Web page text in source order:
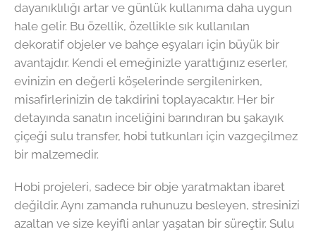
dayanıklılığı artar ve günlük kullanıma daha uygun
hale gelir. Bu özellik, özellikle sık kullanılan
dekoratif objeler ve bahçe eşyaları için büyük bir
avantajdır. Kendi el emeğinizle yarattığınız eserler,
evinizin en değerli köşelerinde sergilenirken,
misafirlerinizin de takdirini toplayacaktır. Her bir
detayında sanatın inceliğini barındıran bu şakayık
çiçeği sulu transfer, hobi tutkunları için vazgeçilmez
bir malzemedir.
Hobi projeleri, sadece bir obje yaratmaktan ibaret
değildir. Aynı zamanda ruhunuzu besleyen, stresinizi
azaltan ve size keyifli anlar yaşatan bir süreçtir. Sulu